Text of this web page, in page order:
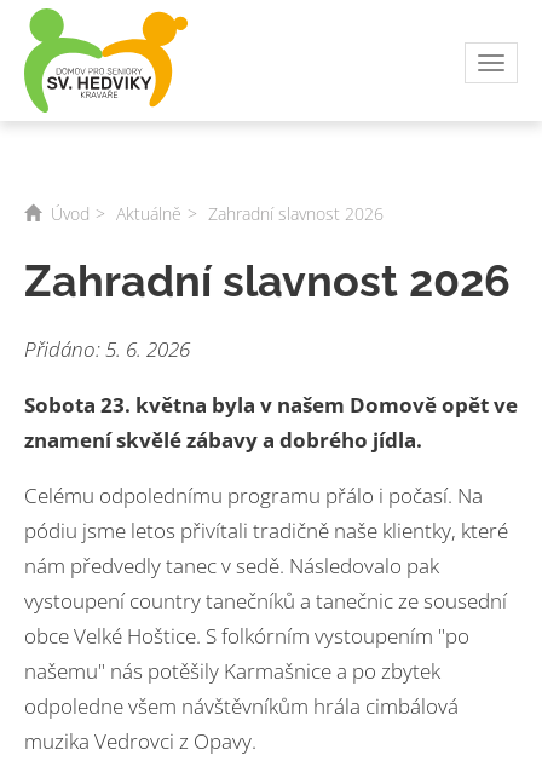
Úvod Aktuálně Zahradní slavnost 2026
Zahradní slavnost 2026
Přidáno: 5. 6. 2026
Sobota 23. května byla v našem Domově opět ve
znamení skvělé zábavy a dobrého jídla.
Celému odpolednímu programu přálo i počasí. Na
pódiu jsme letos přivítali tradičně naše klientky, které
nám předvedly tanec v sedě. Následovalo pak
vystoupení country tanečníků a tanečnic ze sousední
obce Velké Hoštice. S folkórním vystoupením "po
našemu" nás potěšily Karmašnice a po zbytek
odpoledne všem návštěvníkům hrála cimbálová
muzika Vedrovci z Opavy.